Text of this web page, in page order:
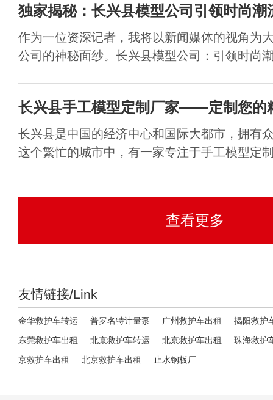
独家揭秘：长兴县模型公司引领时尚潮
作为一位资深记者，我将以新闻媒体的视角为
公司的神秘面纱。长兴县模型公司：引领时尚
长兴县手工模型定制厂家——定制您的
长兴县是中国的经济中心和国际大都市，拥有
这个繁忙的城市中，有一家专注于手工模型定
查看更多
友情链接/Link
金华救护车转运 普罗名特计量泵 广州救护车出租
揭阳救护
东莞救护车出租
北京救护车转运 北京救护车出租
珠海救护
京救护车出租
北京救护车出租 止水钢板厂